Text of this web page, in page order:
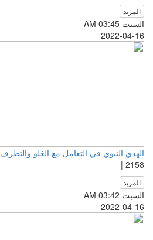
المزيد
السبت AM 03:45
2022-04-16
الهدي النبوي في التعامل مع الغلو والتطرف
2158 |
المزيد
السبت AM 03:42
2022-04-16